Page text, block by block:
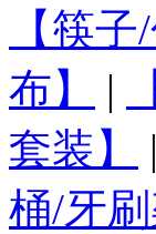
【筷子
布】
|
套装】
|
桶/牙刷